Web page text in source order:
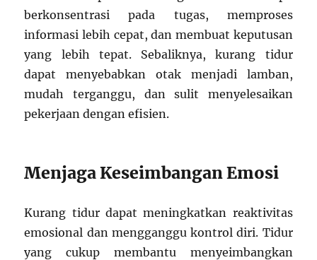
berkonsentrasi pada tugas, memproses
informasi lebih cepat, dan membuat keputusan
yang lebih tepat. Sebaliknya, kurang tidur
dapat menyebabkan otak menjadi lamban,
mudah terganggu, dan sulit menyelesaikan
pekerjaan dengan efisien.
Menjaga Keseimbangan Emosi
Kurang tidur dapat meningkatkan reaktivitas
emosional dan mengganggu kontrol diri. Tidur
yang cukup membantu menyeimbangkan